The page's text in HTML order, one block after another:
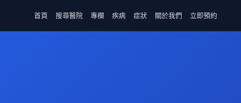
首頁 搜尋醫院 專欄 疾病 症狀 關於我們 立即預約